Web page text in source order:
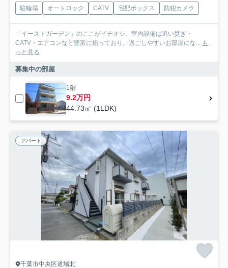
駐輪場 オートロック CATV 宅配ボックス 防犯カメラ
「イーストガーデン」のここがイチオシ。室内設備は追い焚き・
CATV・エアコンなど豊富に揃っており、過ごしやすいお部屋にな... も
っと見る
募集中の部屋
1階
9.2万円
44.73㎡ (1LDK)
アパート
千葉市中央区道場北